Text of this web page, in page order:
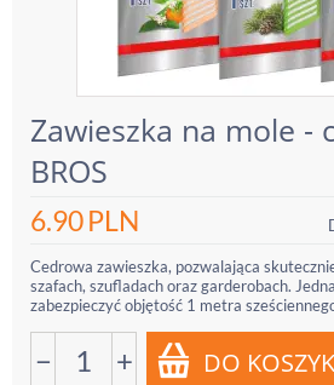
Zawieszka na mole -
BROS
6.90PLN
Cedrowa zawieszka, pozwalająca
szafach, szufladach oraz garderobach.
zabezpieczyć objętość 1 metra
− +